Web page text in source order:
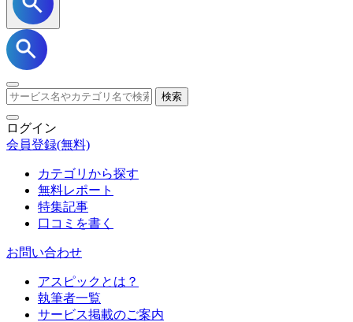
検索
ログイン
会員登録(無料)
カテゴリから探す
無料レポート
特集記事
口コミを書く
お問い合わせ
アスピックとは？
執筆者一覧
サービス掲載のご案内